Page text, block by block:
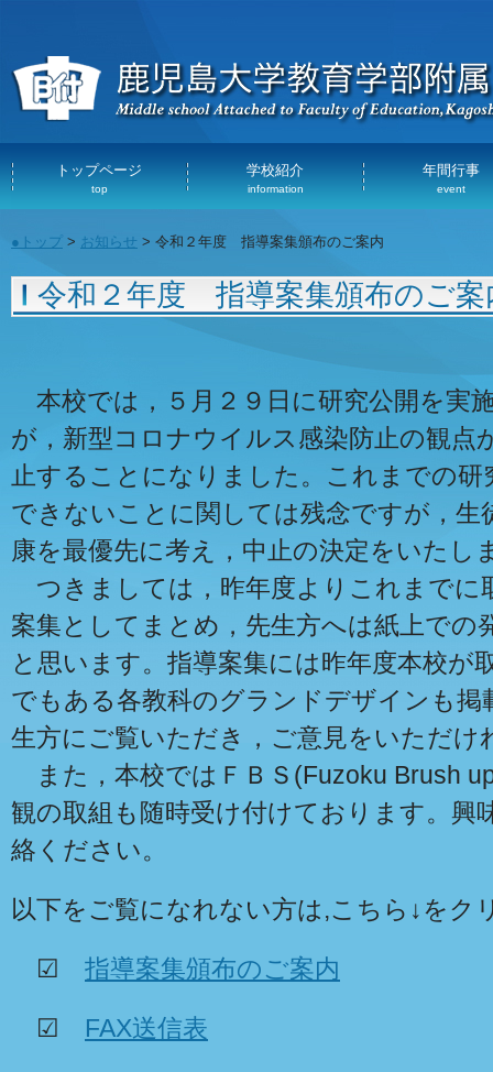
トップページ
top
学校紹介
information
年間行事
event
●トップ > お知らせ > 令和２年度 指導案集頒布のご案内
令和２年度 指導案集頒布のご案
本校では，５月２９日に研究公開を実
が，新型コロナウイルス感染防止の観点
止することになりました。これまでの
できないことに関しては残念ですが，生
康を最優先に考え，中止の決定をいたし
つきましては，昨年度よりこれまでに
案集としてまとめ，先生方へは紙上での
と思います。指導案集には昨年度本校が
でもある各教科のグランドデザインも
生方にご覧いただき，ご意見をいただけ
また，本校ではＦＢＳ(Fuzoku Brush
観の取組も随時受け付けております。興
絡ください。
以下をご覧になれない方は,こちら↓をク
☑ 指導案集頒布のご案内
☑ FAX送信表